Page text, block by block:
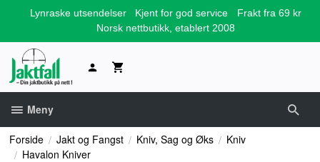
Lynraske utsendelser Kjent for god service
Frakt fra 69 kr
Norsk nettbutikk, etablert 2008
Meny
Forside Jakt og Fangst Kniv, Sag og Øks
Kniv
Havalon Kniver